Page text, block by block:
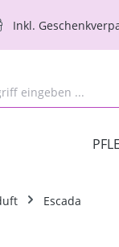
Inkl.
Escada